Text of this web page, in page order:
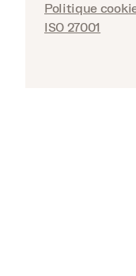
Politique
ISO 27001